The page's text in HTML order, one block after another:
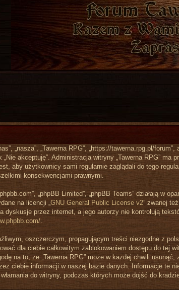
„nasza”, „Tawerna RPG”, „https://tawerna.rpg.pl/
akceptuję”. Administracja witryny „Tawerna RPG” ma
aby użytkownicy sami regularnie zaglądali do tego
konsekwencjami prawnymi.
„phpBB Limited”, „phpBB Teams” działają w
na licencji „GNU General Public License v2” zwanej
dyskusje przez internet, a jego autorzy nie kontrolują
.
oszczerczym, propagującym treści niezgodne z
dla ciebie całkowitym zablokowaniem dostępu do tej
na to, że „Tawerna RPG” może w każdej chwili
ciebie informacji w naszej bazie danych. Informacje te
do witryny, podczas których może dojść do